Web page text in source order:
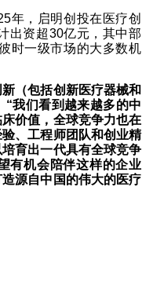
年，启明创投在医疗创
出资超30亿元，其中部
时一级市场的大多数机
（包括创新医疗器械和
“我们看到越来越多的中
价值，全球竞争力也在
、工程师团队和创业精
育出一代具有全球竞争
有机会陪伴这样的企业
源自中国的伟大的医疗